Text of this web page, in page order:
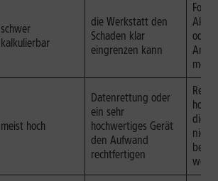
schwer
kalkulierbar
die Werkstatt den
Schaden klar
eingrenzen kann
oder
meist hoch
Datenrettung oder
ein sehr
hochwertiges Gerät
den Aufwand
rechtfertigen
hoch
die
nicht